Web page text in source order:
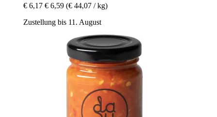
€ 6,17 € 6,59 (€ 44,07 / kg)
Zustellung bis 11. August